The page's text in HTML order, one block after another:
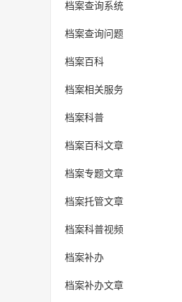
档案查询系统
档案查询问题
档案百科
档案相关服务
档案科普
档案百科文章
档案专题文章
档案托管文章
档案科普视频
档案补办
档案补办文章